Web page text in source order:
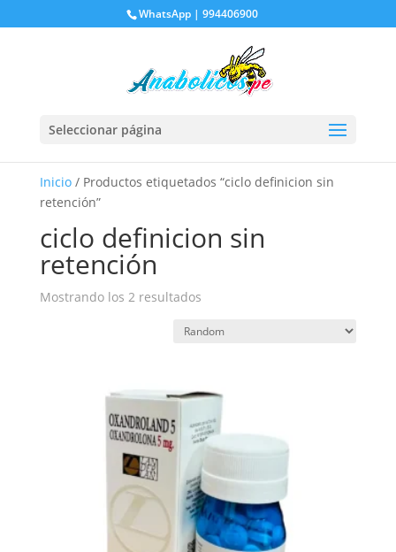
WhatsApp | 994406900
Seleccionar página
Inicio/ Productos etiquetados “ciclo definicion sin
retención”
ciclo definicion sin
retención
Mostrando los 2 resultados